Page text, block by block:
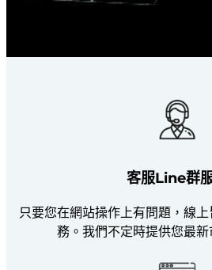
客服Line群
只要您在網站操作上有問題，線
務。我們不定時提供您最新